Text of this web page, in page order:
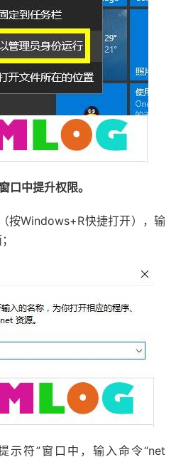
口中提升权限。
Windows+R快捷打开），输
符”窗口中，输入命令“net